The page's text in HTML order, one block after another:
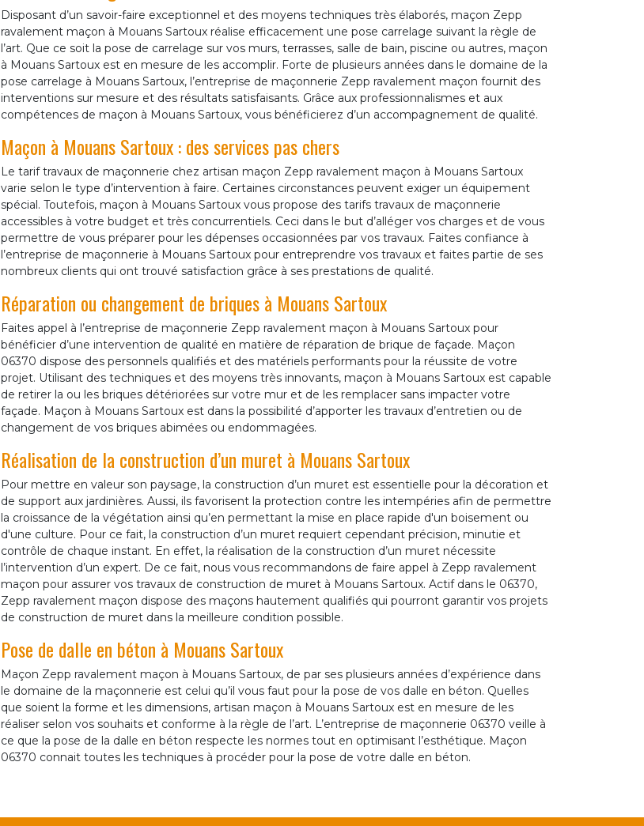
Disposant d’un savoir-faire exceptionnel et des moyens techniques très élaborés, maçon Zepp
ravalement maçon à Mouans Sartoux réalise efficacement une pose carrelage suivant la règle de
l’art. Que ce soit la pose de carrelage sur vos murs, terrasses, salle de bain, piscine ou autres, maçon
à Mouans Sartoux est en mesure de les accomplir. Forte de plusieurs années dans le domaine de la
pose carrelage à Mouans Sartoux, l’entreprise de maçonnerie Zepp ravalement maçon fournit des
interventions sur mesure et des résultats satisfaisants. Grâce aux professionnalismes et aux
compétences de maçon à Mouans Sartoux, vous bénéficierez d’un accompagnement de qualité.
Maçon à Mouans Sartoux : des services pas chers
Le tarif travaux de maçonnerie chez artisan maçon Zepp ravalement maçon à Mouans Sartoux
varie selon le type d’intervention à faire. Certaines circonstances peuvent exiger un équipement
spécial. Toutefois, maçon à Mouans Sartoux vous propose des tarifs travaux de maçonnerie
accessibles à votre budget et très concurrentiels. Ceci dans le but d’alléger vos charges et de vous
permettre de vous préparer pour les dépenses occasionnées par vos travaux. Faites confiance à
l’entreprise de maçonnerie à Mouans Sartoux pour entreprendre vos travaux et faites partie de ses
nombreux clients qui ont trouvé satisfaction grâce à ses prestations de qualité.
Réparation ou changement de briques à Mouans Sartoux
Faites appel à l’entreprise de maçonnerie Zepp ravalement maçon à Mouans Sartoux pour
bénéficier d’une intervention de qualité en matière de réparation de brique de façade. Maçon
06370 dispose des personnels qualifiés et des matériels performants pour la réussite de votre
projet. Utilisant des techniques et des moyens très innovants, maçon à Mouans Sartoux est capable
de retirer la ou les briques détériorées sur votre mur et de les remplacer sans impacter votre
façade. Maçon à Mouans Sartoux est dans la possibilité d’apporter les travaux d’entretien ou de
changement de vos briques abimées ou endommagées.
Réalisation de la construction d’un muret à Mouans Sartoux
Pour mettre en valeur son paysage, la construction d’un muret est essentielle pour la décoration et
de support aux jardinières. Aussi, ils favorisent la protection contre les intempéries afin de permettre
la croissance de la végétation ainsi qu’en permettant la mise en place rapide d'un boisement ou
d'une culture. Pour ce fait, la construction d’un muret requiert cependant précision, minutie et
contrôle de chaque instant. En effet, la réalisation de la construction d’un muret nécessite
l’intervention d’un expert. De ce fait, nous vous recommandons de faire appel à Zepp ravalement
maçon pour assurer vos travaux de construction de muret à Mouans Sartoux. Actif dans le 06370,
Zepp ravalement maçon dispose des maçons hautement qualifiés qui pourront garantir vos projets
de construction de muret dans la meilleure condition possible.
Pose de dalle en béton à Mouans Sartoux
Maçon Zepp ravalement maçon à Mouans Sartoux, de par ses plusieurs années d’expérience dans
le domaine de la maçonnerie est celui qu’il vous faut pour la pose de vos dalle en béton. Quelles
que soient la forme et les dimensions, artisan maçon à Mouans Sartoux est en mesure de les
réaliser selon vos souhaits et conforme à la règle de l’art. L’entreprise de maçonnerie 06370 veille à
ce que la pose de la dalle en béton respecte les normes tout en optimisant l’esthétique. Maçon
06370 connait toutes les techniques à procéder pour la pose de votre dalle en béton.